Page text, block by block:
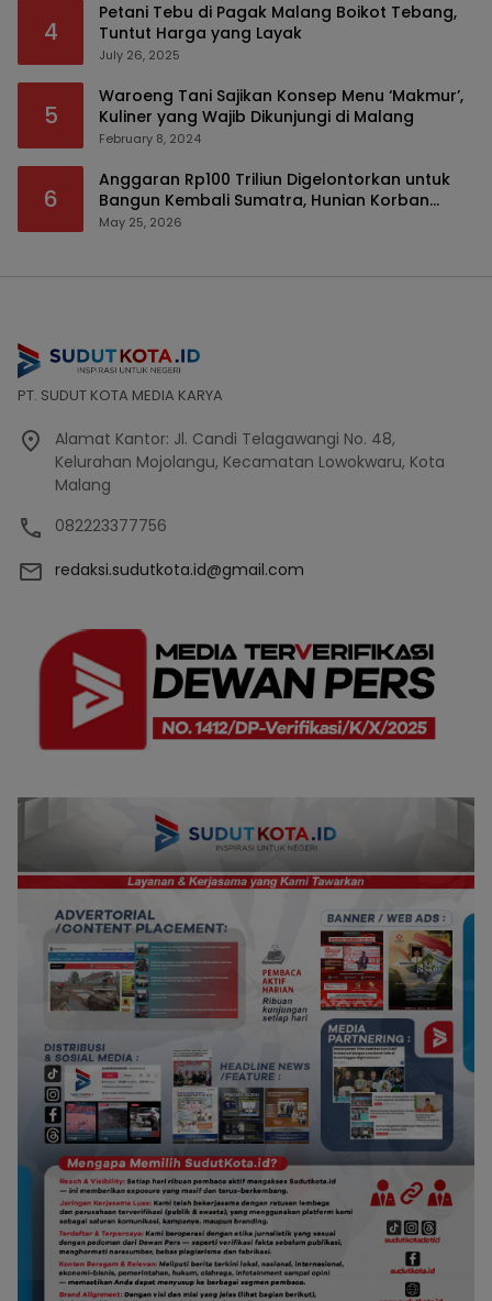
4
Petani Tebu di Pagak Malang Boikot Tebang,
Tuntut Harga yang Layak
July 26, 2025
5
Waroeng Tani Sajikan Konsep Menu ‘Makmur’,
Kuliner yang Wajib Dikunjungi di Malang
February 8, 2024
6
Anggaran Rp100 Triliun Digelontorkan untuk
Bangun Kembali Sumatra, Hunian Korban
Bencana Bakal Difokuskan
May 25, 2026
PT. SUDUT KOTA MEDIA KARYA
Alamat Kantor: Jl. Candi Telagawangi No. 48,
Kelurahan Mojolangu, Kecamatan Lowokwaru, Kota
Malang
082223377756
redaksi.sudutkota.id@gmail.com